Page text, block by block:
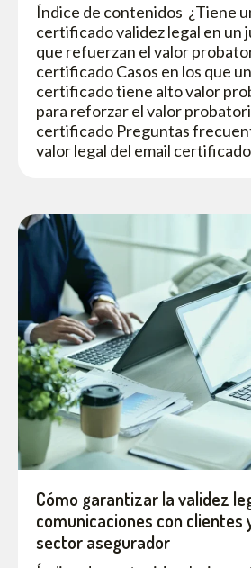
Índice de contenidos ¿Tiene
certificado validez legal en un
que refuerzan el valor
certificado Casos en los que
certificado tiene alto valor
para reforzar el valor
certificado Preguntas
valor legal del email
Cómo garantizar la validez
comunicaciones con clientes
sector asegurador